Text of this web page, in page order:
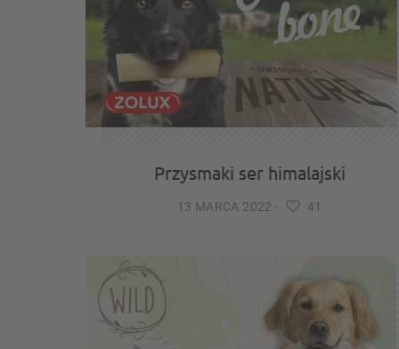
Przysmaki ser himalajski
13 MARCA 2022 - 41